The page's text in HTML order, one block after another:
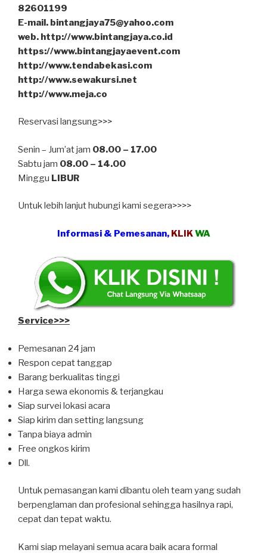
82601199
E-mail. bintangjaya75@yahoo.com
web. http://www.bintangjaya.co.id
https://www.bintangjayaevent.com
http://www.tendabekasi.com
http://www.sewakursi.net
http://www.meja.co
Reservasi langsung>>>
Senin – Jum’at jam 08.00 – 17.00
Sabtu jam 08.00 – 14.00
Minggu LIBUR
Untuk lebih lanjut hubungi kami segera>>>>
Informasi & Pemesanan, KLIKWA
Service>>>
Pemesanan 24 jam
Respon cepat tanggap
Barang berkualitas tinggi
Harga sewa ekonomis & terjangkau
Siap survei lokasi acara
Siap kirim dan setting langsung
Tanpa biaya admin
Free ongkos kirim
Dll.
Untuk pemasangan kami dibantu oleh team yang sudah
berpenglaman dan profesional sehingga hasilnya rapi,
cepat dan tepat waktu.
Kami siap melayani semua acara baik acara formal